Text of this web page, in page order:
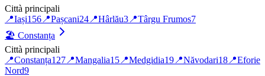
Città principali
📍Iași156 📍Pașcani24 📍Hârlău3 📍Târgu Frumos7
🏖️ Constanța
Città principali
📍Constanța127 📍Mangalia15 📍Medgidia19 📍Năvodari18 📍Eforie
Nord9